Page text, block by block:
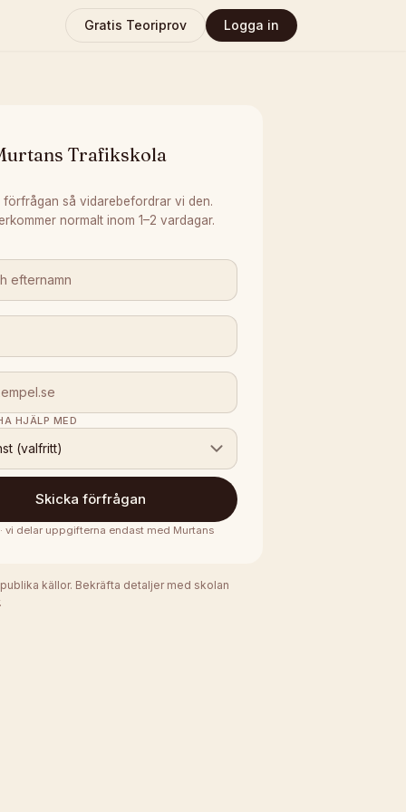
Gratis Teoriprov Logga in
Trafikskola
förfrågan så vidarebefordrar vi den.
normalt inom 1–2 vardagar.
HJÄLP MED
(valfritt)
Skicka förfrågan
vi delar uppgifterna endast med Murtans
källor. Bekräfta detaljer med skolan